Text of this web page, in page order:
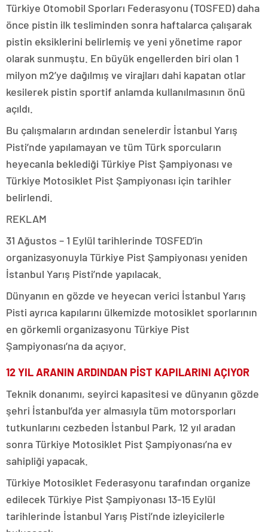
Türkiye Otomobil Sporları Federasyonu (TOSFED) daha
önce pistin ilk tesliminden sonra haftalarca çalışarak
pistin eksiklerini belirlemiş ve yeni yönetime rapor
olarak sunmuştu. En büyük engellerden biri olan 1
milyon m2’ye dağılmış ve virajları dahi kapatan otlar
kesilerek pistin sportif anlamda kullanılmasının önü
açıldı.
Bu çalışmaların ardından senelerdir İstanbul Yarış
Pisti’nde yapılamayan ve tüm Türk sporcuların
heyecanla beklediği Türkiye Pist Şampiyonası ve
Türkiye Motosiklet Pist Şampiyonası için tarihler
belirlendi.
REKLAM
31 Ağustos – 1 Eylül tarihlerinde TOSFED’in
organizasyonuyla Türkiye Pist Şampiyonası yeniden
İstanbul Yarış Pisti’nde yapılacak.
Dünyanın en gözde ve heyecan verici İstanbul Yarış
Pisti ayrıca kapılarını ülkemizde motosiklet sporlarının
en görkemli organizasyonu Türkiye Pist
Şampiyonası’na da açıyor.
12 YIL ARANIN ARDINDAN PİST KAPILARINI AÇIYOR
Teknik donanımı, seyirci kapasitesi ve dünyanın gözde
şehri İstanbul’da yer almasıyla tüm motorsporları
tutkunlarını cezbeden İstanbul Park, 12 yıl aradan
sonra Türkiye Motosiklet Pist Şampiyonası’na ev
sahipliği yapacak.
Türkiye Motosiklet Federasyonu tarafından organize
edilecek Türkiye Pist Şampiyonası 13-15 Eylül
tarihlerinde İstanbul Yarış Pisti’nde izleyicilerle